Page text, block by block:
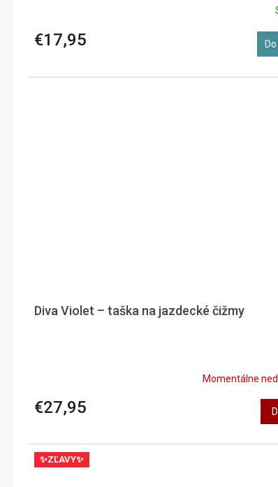
€17,95
Diva Violet – taška na jazdecké čižmy
Momentálne
€27,95
✨ZĽAVY✨